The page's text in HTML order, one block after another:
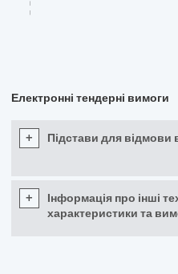
Електронні тендерні вимоги
+ Підстави для відмови
+
Інформація про інші
характеристики та